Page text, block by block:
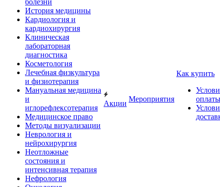
болезни
История медицины
Кардиология и
кардиохирургия
Клиническая
лабораторная
диагностика
Косметология
Лечебная физкультура
и физиотерапия
Мануальная медицина
и
иглорефлексотерапия
Медицинское право
Методы визуализации
Неврология и
нейрохирургия
Неотложные
состояния и
интенсивная терапия
Нефрология
Акции
Мероприятия
Как купить
оплаты